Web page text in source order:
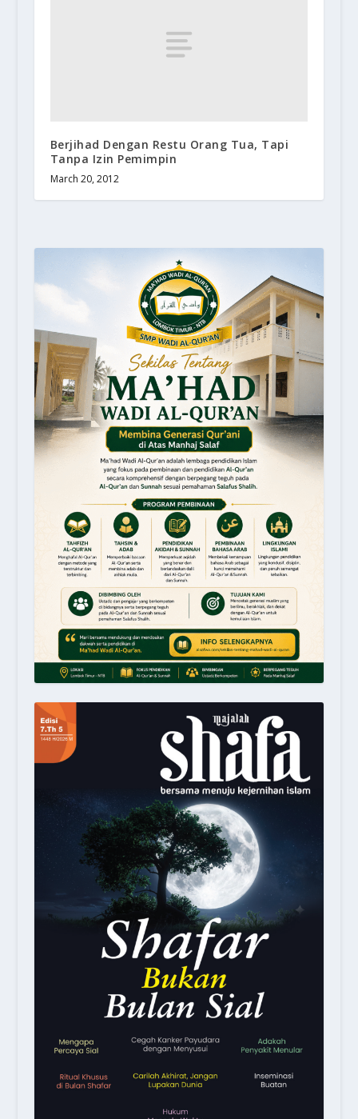
Berjihad Dengan Restu Orang Tua, Tapi
Tanpa Izin Pemimpin
March 20, 2012